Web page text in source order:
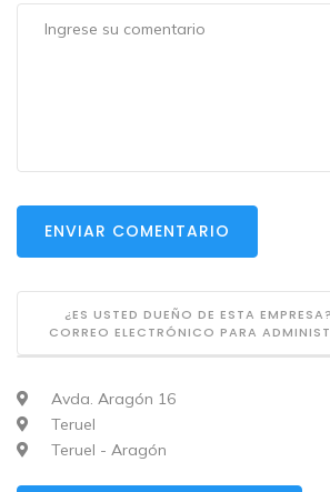
ENVIAR COMENTARIO
¿ES USTED DUEÑO DE ESTA
CORREO ELECTRÓNICO PARA
Avda. Aragón 16
Teruel
Teruel - Aragón